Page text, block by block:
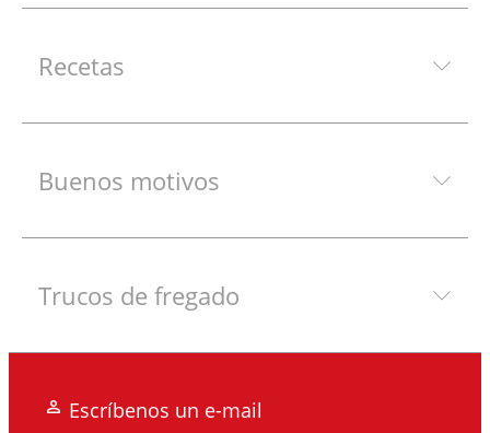
Recetas
Buenos motivos
Trucos de fregado
Escríbenos un e-mail